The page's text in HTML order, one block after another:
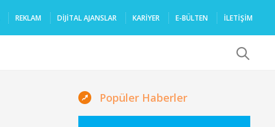
REKLAM DIJITAL AJANSLAR KARIYER E-BÜLTEN İLETİŞİM
Popüler Haberler